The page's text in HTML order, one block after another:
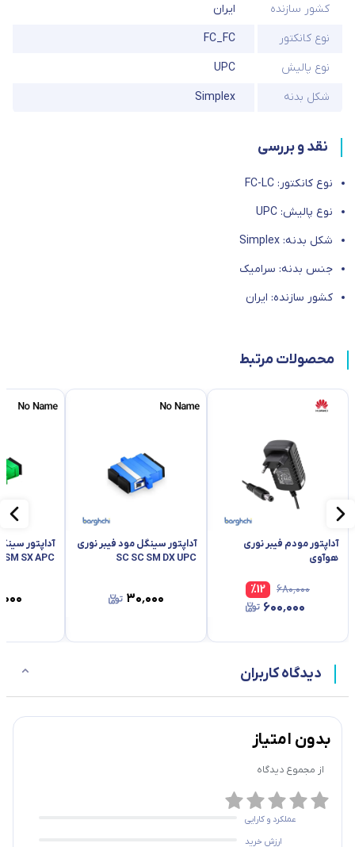
کشور سازنده
ایران
نوع کانکتور
FC_FC
نوع پالیش
UPC
شکل بدنه
Simplex
نقد و بررسی
نوع کانکتور: FC-LC
نوع پالیش: UPC
شکل بدنه: Simplex
جنس بدنه: سرامیک
کشور سازنده: ایران
محصولات مرتبط
آداپتور مودم فیبر نوری
هوآوی
۶۸۰٬۰۰۰ %12
۶۰۰٬۰۰۰
آداپتور سینگل مود فیبر نوری
SC SC SM DX UPC
۳۰٬۰۰۰
آداپتور
SM SX APC
دیدگاه کاربران
بدون امتیاز
از مجموع دیدگاه
عملکرد و کارایی
ارزش خرید